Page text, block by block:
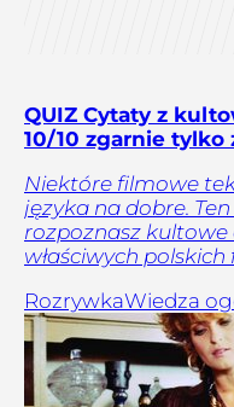
QUIZ Cytaty z
10/10 zgarnie tylko
Niektóre filmowe
języka na dobre.
rozpoznasz kultowe
właściwych polskich
RozrywkaWiedza